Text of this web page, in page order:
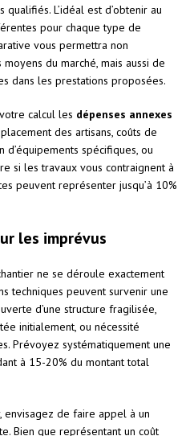
L’idéal est d’obtenir au
pour chaque type de
vous permettra non
du marché, mais aussi de
dans les prestations proposées.
calcul les dépenses annexes
des artisans, coûts de
spécifiques, ou
si les travaux vous contraignent à
peuvent représenter jusqu’à 10%
les imprévus
ne se déroule exactement
techniques peuvent survenir une
d’une structure fragilisée,
initialement, ou nécessité
Prévoyez systématiquement une
à 15-20% du montant total
envisagez de faire appel à un
Bien que représentant un coût